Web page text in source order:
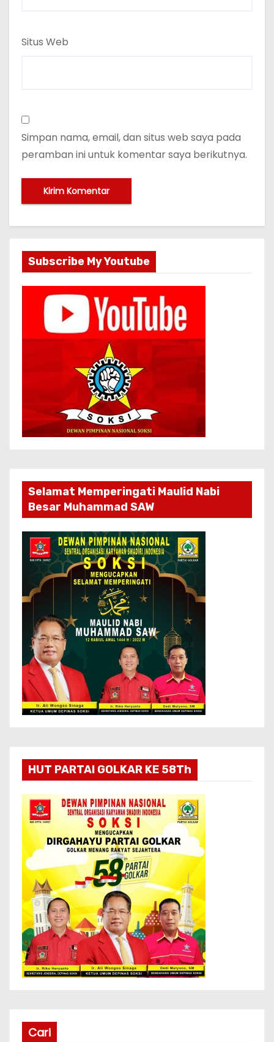
Situs Web
Simpan nama, email, dan situs web saya pada
peramban ini untuk komentar saya berikutnya.
Subscribe My Youtube
Selamat Memperingati Maulid Nabi
Besar Muhammad SAW
HUT PARTAI GOLKAR KE 58Th
Cari